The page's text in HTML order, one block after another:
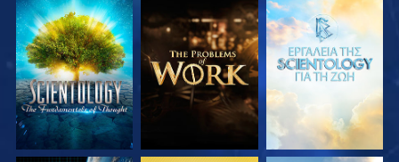
ΕΞΕΡΕΥΝΗΣΤΕ ΤΗ
ΣΕΙΡΑ
ΕΞΕΡΕΥΝΗΣΤΕ ΤΗ
ΣΕΙΡΑ
ΕΞΕΡΕΥΝΗΣΤΕ ΤΗ
ΣΕΙΡΑ